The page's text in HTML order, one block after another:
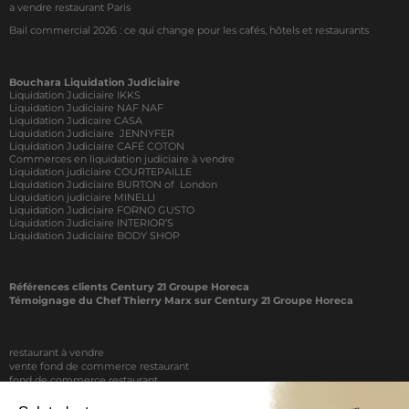
a vendre restaurant Paris
Bail commercial 2026 : ce qui change pour les cafés, hôtels et restaurants
Bouchara Liquidation Judiciaire
Liquidation Judiciaire IKKS
Liquidation Judiciaire NAF NAF
Liquidation Judicaire CASA
Liquidation Judiciaire JENNYFER
Liquidation Judiciaire CAFÉ COTON
Commerces en liquidation judiciaire à vendre
Liquidation judiciaire COURTEPAILLE
Liquidation Judiciaire BURTON of London
Liquidation judiciaire MINELLI
Liquidation Judiciaire FORNO GUSTO
Liquidation Judiciaire INTERIOR’S
Liquidation Judiciaire BODY SHOP
Références clients Century 21 Groupe Horeca
Témoignage du Chef Thierry Marx sur Century 21 Groupe Horeca
restaurant à vendre
vente fond de commerce restaurant
fond de commerce restaurant